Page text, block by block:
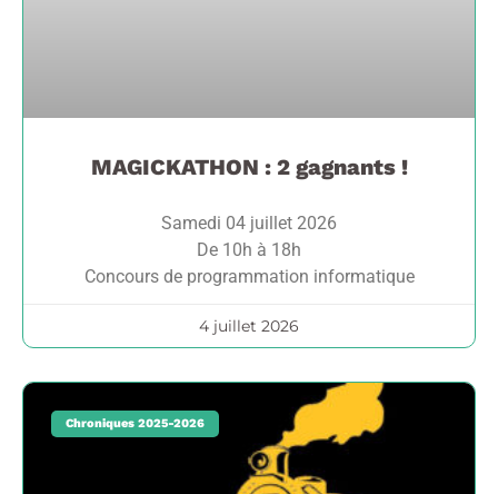
MAGICKATHON : 2 gagnants !
Samedi 04 juillet 2026
De 10h à 18h
Concours de programmation informatique
4 juillet 2026
Chroniques 2025-2026